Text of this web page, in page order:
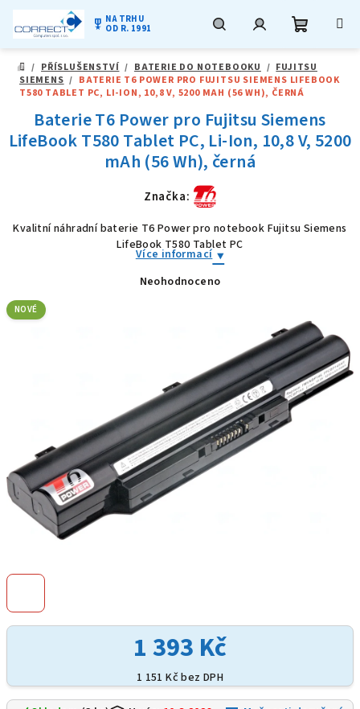
obsah
military_tech NA TRHU
OD R. 1991
košík
DOMŮ
/ PŘÍSLUŠENSTVÍ / BATERIE DO NOTEBOOKU / FUJITSU
SIEMENS / BATERIE T6 POWER PRO FUJITSU SIEMENS LIFEBOOK
T580 TABLET PC, LI-ION, 10,8 V, 5200 MAH (56 WH), ČERNÁ
1 393 Kč
1 151 Kč bez DPH
Baterie T6 Power pro Fujitsu Siemens
LifeBook T580 Tablet PC, Li-Ion, 10,8 V, 5200
mAh (56 Wh), černá
Značka:
Kvalitní náhradní baterie T6 Power pro notebook Fujitsu Siemens
LifeBook T580 Tablet PC
Více informací
Průměrné
Neohodnoceno
NOVÉ